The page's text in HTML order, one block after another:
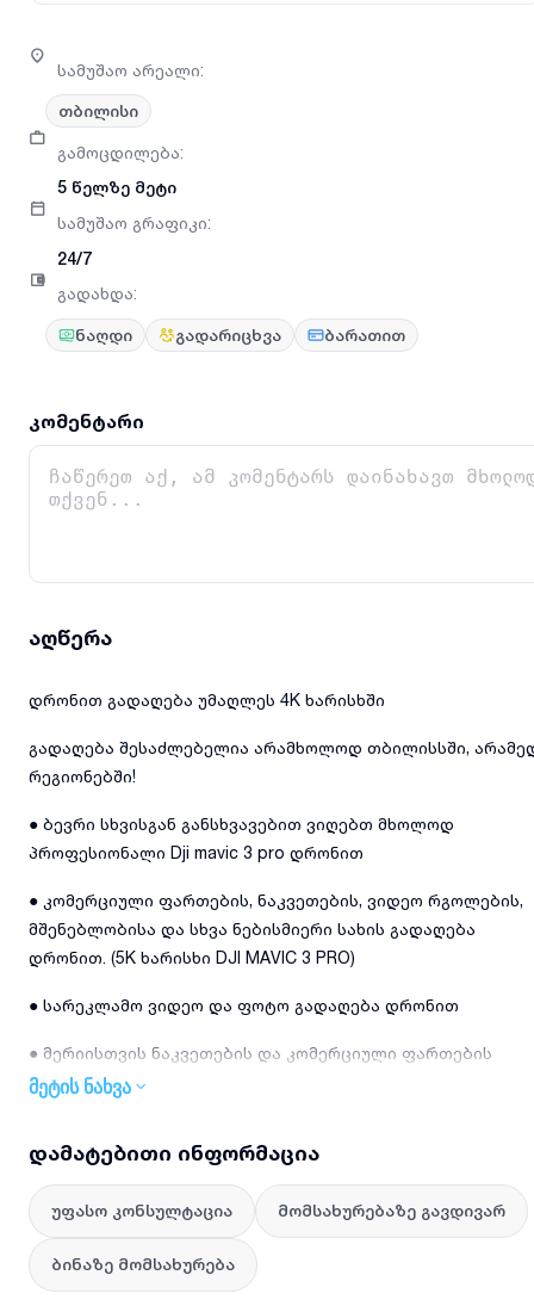
სამუშაო არეალი:
თბილისი
გამოცდილება:
5 წელზე მეტი
სამუშაო გრაფიკი:
24/7
გადახდა:
ნაღდი გადარიცხვა ბარათით
კომენტარი
აღწერა
დრონით გადაღება უმაღლეს 4K ხარისხში
გადაღება შესაძლებელია არამხოლოდ თბილისსში,
რეგიონებში!
● ბევრი სხვისგან განსხვავებით ვიღებთ მხოლოდ
პროფესიონალი Dji mavic 3 pro დრონით
● კომერციული ფართების, ნაკვეთების, ვიდეო რგოლების,
მშენებლობისა და სხვა ნებისმიერი სახის გადაღება
დრონით. (5K ხარისხი DJI MAVIC 3 PRO)
● სარეკლამო ვიდეო და ფოტო გადაღება დრონით
● მერიისთვის ნაკვეთების და კომერციული ფართების
გადაღება
● 360° გრადუსით გადაღება
● უძრავი ქონების გადაღება დრონით
მეტის ნახვა
დამატებითი ინფორმაცია
უფასო კონსულტაცია მომსახურებაზე გავდივარ
ბინაზე მომსახურება